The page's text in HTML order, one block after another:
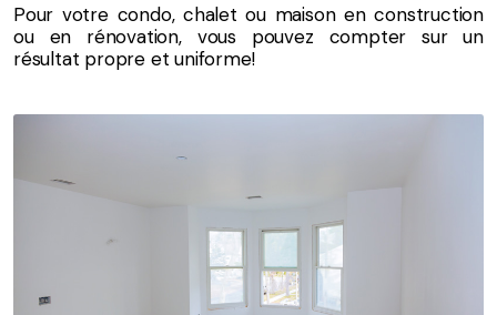
Pour votre condo, chalet ou maison en construction
ou en rénovation, vous pouvez compter sur un
résultat propre et uniforme!